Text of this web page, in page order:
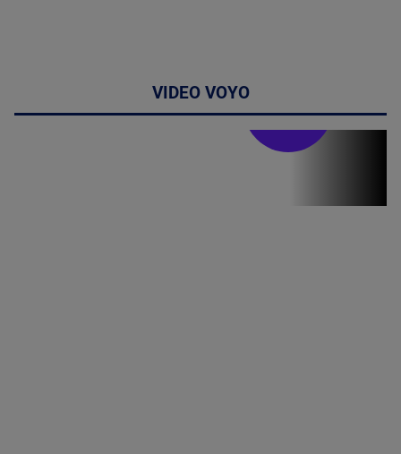
VIDEO VOYO